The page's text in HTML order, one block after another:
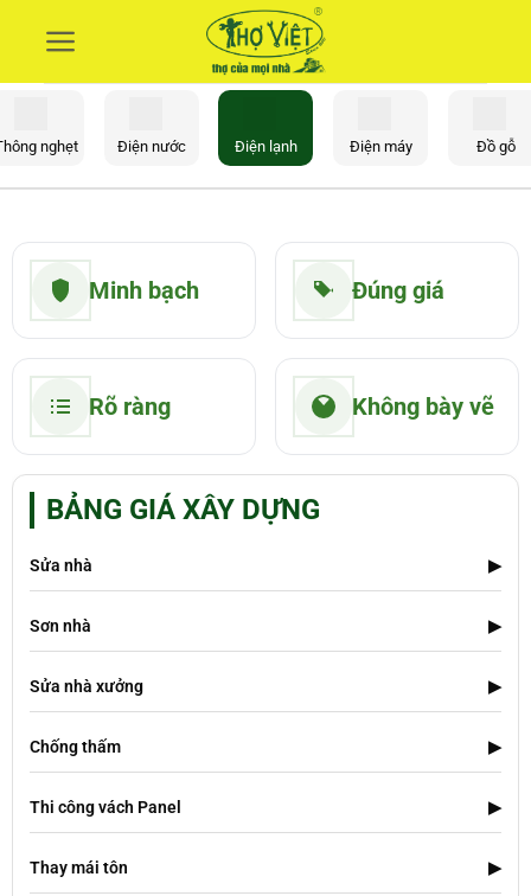
content
Minh bạch Đúng giá
Rõ ràng Không bày vẽ
nghẹt Điện nước Điện lạnh Điện máy Đồ gỗ
BẢNG GIÁ XÂY DỰNG
Sửa nhà ▶
Sơn nhà ▶
Sửa nhà xưởng ▶
Chống thấm ▶
Thi công vách Panel ▶
Thay mái tôn ▶